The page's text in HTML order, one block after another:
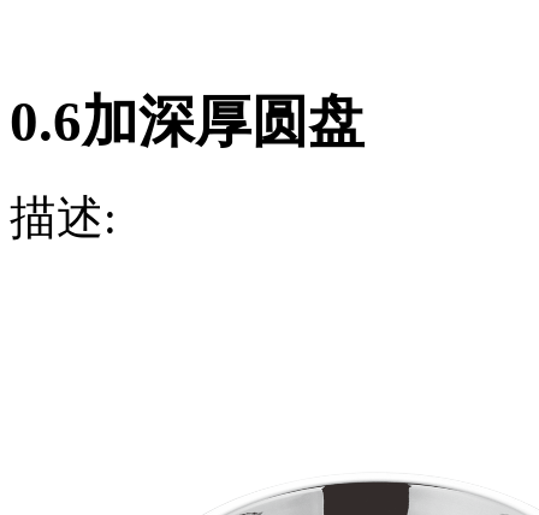
0.6加深厚圆盘
描述: